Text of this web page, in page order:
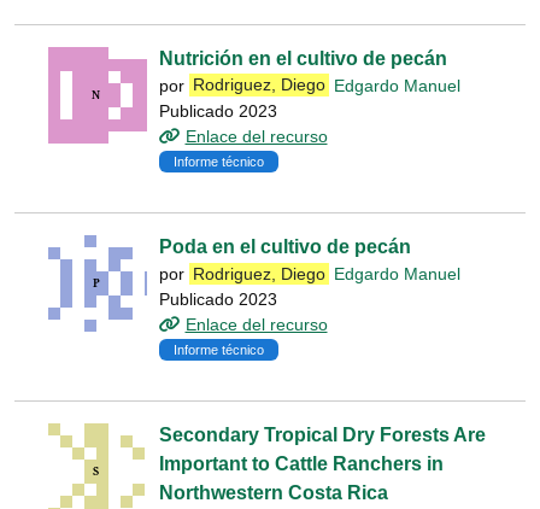
Nutrición en el cultivo de pecán
por Rodriguez, Diego Edgardo Manuel
Publicado 2023
Enlace del recurso
Informe técnico
Poda en el cultivo de pecán
por Rodriguez, Diego Edgardo Manuel
Publicado 2023
Enlace del recurso
Informe técnico
Secondary Tropical Dry Forests Are
Important to Cattle Ranchers in
Northwestern Costa Rica